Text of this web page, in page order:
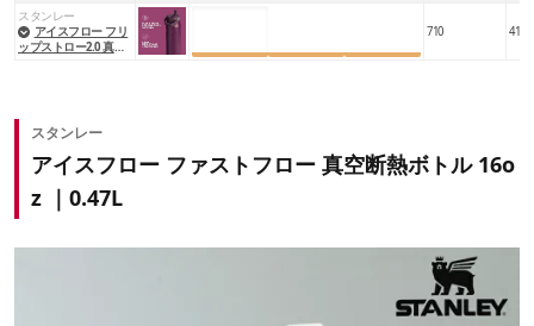
スタンレー
アイスフロー フリ
ップストロー2.0 真空
710 410
スタンレー
アイスフロー ファストフロー 真空断熱ボトル 16o
z ｜0.47L